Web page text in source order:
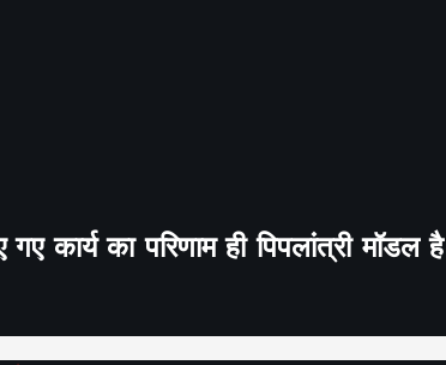
कार्य का परिणाम ही पिपलांत्री मॉडल है